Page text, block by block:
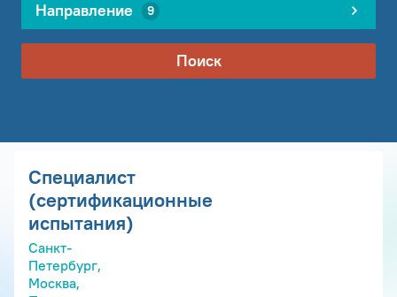
Направление 9
Поиск
Специалист
(сертификационные
испытания)
Санкт-
Петербург,
Москва,